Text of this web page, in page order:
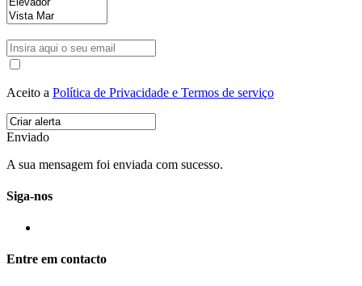
Aceito a Política de Privacidade e Termos de serviço
Enviado
A sua mensagem foi enviada com sucesso.
Siga-nos
Entre em contacto